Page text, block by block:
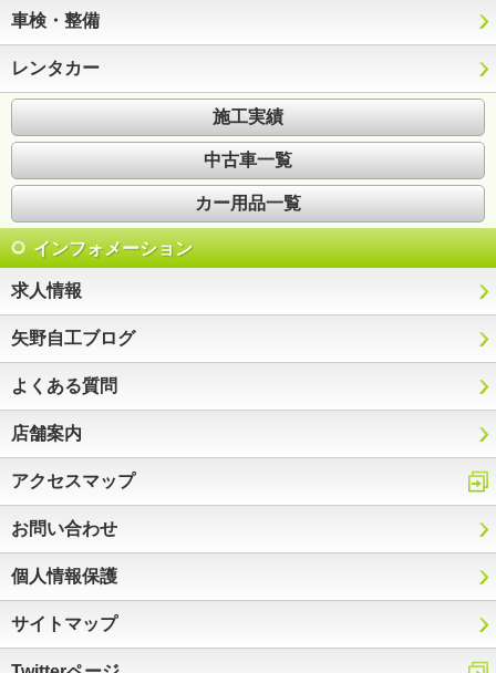
車検・整備
レンタカー
施工実績
中古車一覧
カー用品一覧
インフォメーション
求人情報
矢野自工ブログ
よくある質問
店舗案内
アクセスマップ
お問い合わせ
個人情報保護
サイトマップ